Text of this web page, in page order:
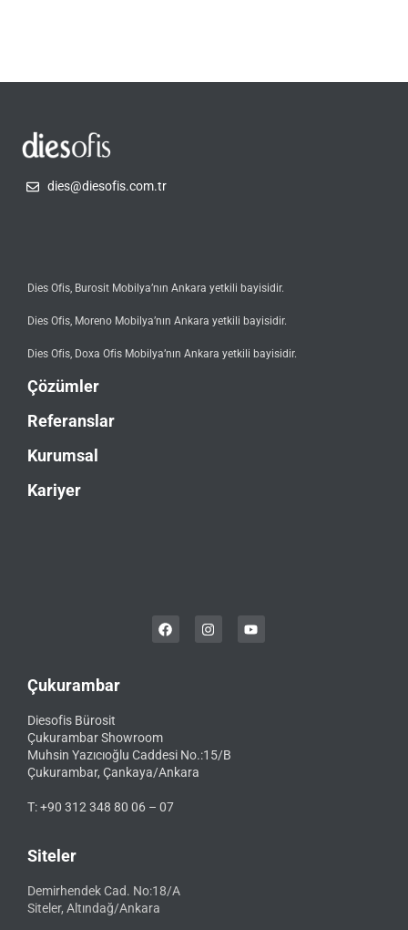
dies@diesofis.com.tr
Dies Ofis, Burosit Mobilya’nın Ankara yetkili bayisidir.
Dies Ofis, Moreno Mobilya’nın Ankara yetkili bayisidir.
Dies Ofis, Doxa Ofis Mobilya’nın Ankara yetkili bayisidir.
Çözümler
Referanslar
Kurumsal
Kariyer
Çukurambar
Diesofis Bürosit
Çukurambar Showroom
Muhsin Yazıcıoğlu Caddesi No.:15/B
Çukurambar, Çankaya/Ankara
T: +90 312 348 80 06 – 07
Siteler
Demirhendek Cad. No:18/A
Siteler, Altındağ/Ankara